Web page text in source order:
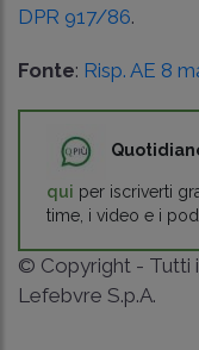
DPR 917/86.
Fonte: Risp. AE 8
qui per iscriverti
time, i video e i
© Copyright - Tutti i
Lefebvre S.p.A.